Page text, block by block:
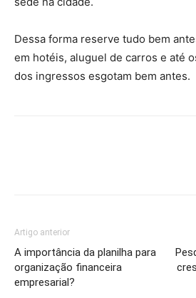
Dessa forma reserve tudo bem
em hotéis, aluguel de carros e até
dos ingressos esgotam bem antes.
Artigo anterior
A importância da planilha para
organização financeira
empresarial?